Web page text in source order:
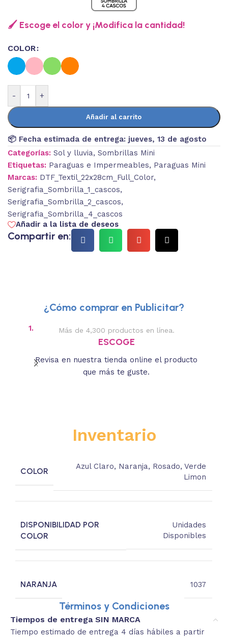
🖌️ Escoge el color y ¡Modifica la cantidad!
COLOR
- +
Añadir al carrito
📦 Fecha estimada de entrega: jueves, 13 de agosto
Categorías: Sol y lluvia, Sombrillas Mini
Etiquetas: Paraguas e Impermeables, Paraguas Mini
Marcas: DTF_Textil_22x28cm_Full_Color,
Serigrafia_Sombrilla_1_cascos,
Serigrafia_Sombrilla_2_cascos,
Serigrafia_Sombrilla_4_cascos
Añadir a la lista de deseos
Compartir en:
¿Cómo comprar en Publicitar?
1. Más de 4,300 productos en línea.
ESCOGE
Revisa en nuestra tienda online el producto
que más te guste.
Inventario
COLOR
Azul Claro, Naranja, Rosado,Verde
Limon
DISPONIBILIDAD POR
COLOR
Unidades
Disponibles
NARANJA 1037
Términos y Condiciones
Tiempos de entrega SIN MARCA
Tiempo estimado de entrega 4 días hábiles a partir